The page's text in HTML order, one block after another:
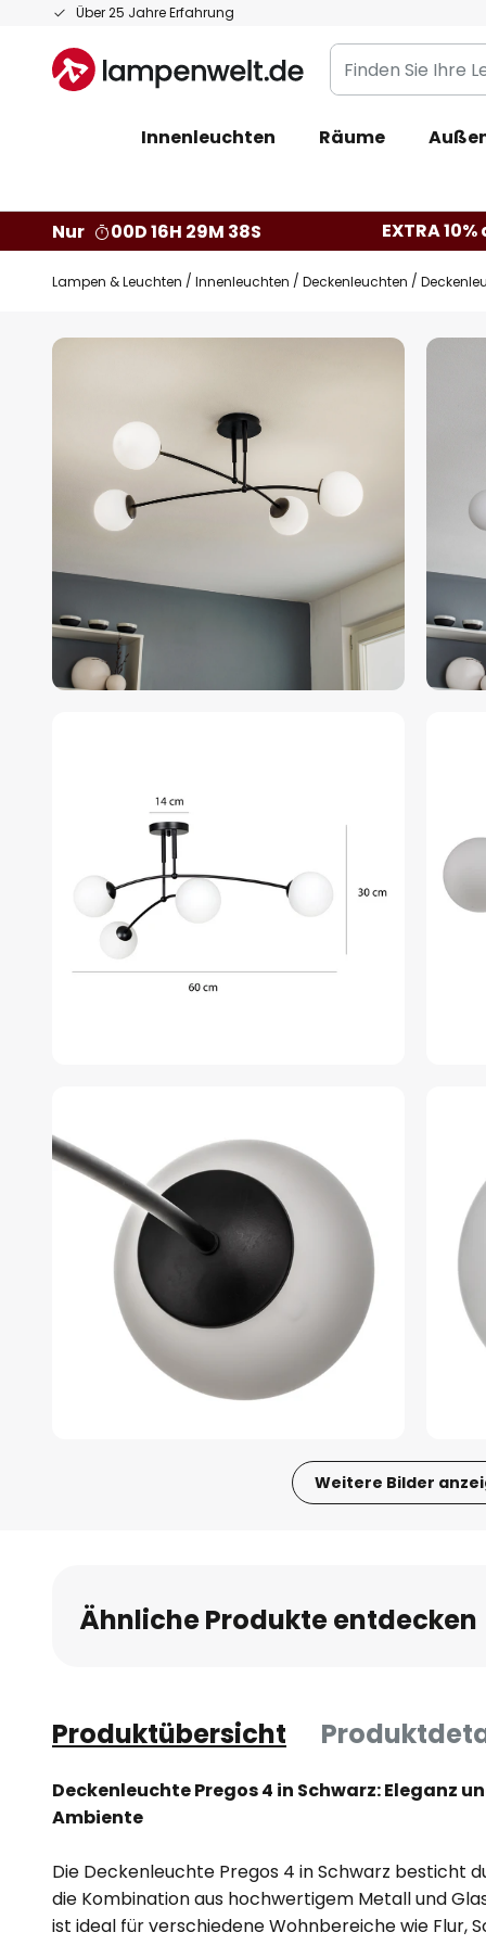
Über 25 Jahre Erfahrung
Zum
springen
Finden
Sie
Leuchte...
Innenleuchten Räume
Nur
00D 16H 29M 37S EXTRA
Lampen & Leuchten Innenleuchten Deckenleuchten
Zum
Bildgalerie
springen
Weitere Bilder
Bildgalerie
springen
Ähnliche Produkte entdecken
Produktübersicht
Deckenleuchte Pregos 4 in Schwarz: Eleganz
Ambiente
Die Deckenleuchte Pregos 4 in Schwarz besticht
die Kombination aus hochwertigem Metall und
ist ideal für verschiedene Wohnbereiche wie Flur,